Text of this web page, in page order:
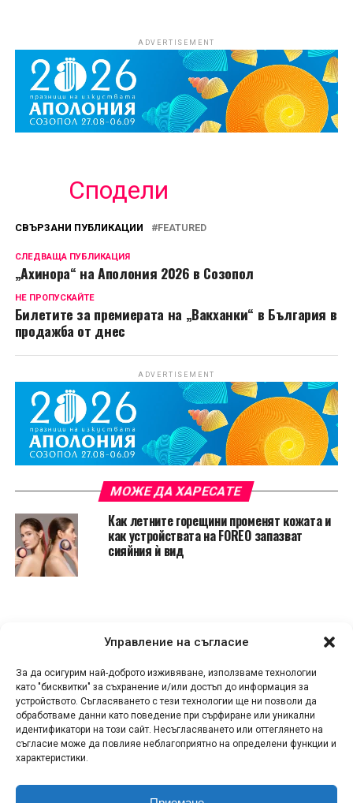
Управление на съгласие
За да осигурим най-доброто изживяване, използваме технологии
като "бисквитки" за съхранение и/или достъп до информация за
устройството. Съгласяването с тези технологии ще ни позволи да
обработваме данни като поведение при сърфиране или уникални
идентификатори на този сайт. Несъгласяването или оттеглянето на
съгласие може да повлияе неблагоприятно на определени функции и
характеристики.
ADVERTISEMENT
Сподели
СВЪРЗАНИ ПУБЛИКАЦИИ FEATURED
СЛЕДВАЩА ПУБЛИКАЦИЯ
„Ахинора“ на Аполония 2026 в Созопол
НЕ ПРОПУСКАЙТЕ
Билетите за премиерата на „Вакханки“ в България в
продажба от днес
ADVERTISEMENT
МОЖЕ ДА ХАРЕСАТЕ
Как летните горещини променят кожата и
как устройствата на FOREO запазват
сияйния ѝ вид